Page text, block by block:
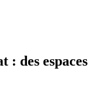
: des espaces